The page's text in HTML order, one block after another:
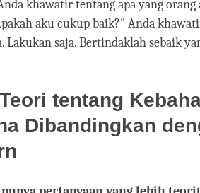
khawatir tentang apa yang
aku cukup baik?" Anda
Lakukan saja. Bertindaklah sebaik
tentang
Dibandingkan